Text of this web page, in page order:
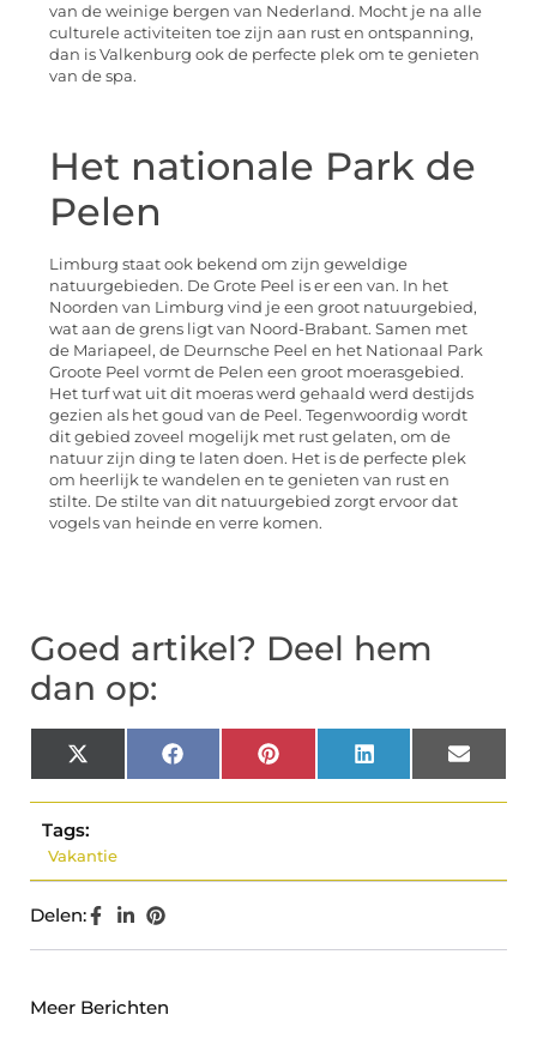
van de weinige bergen van Nederland. Mocht je na alle
culturele activiteiten toe zijn aan rust en ontspanning,
dan is Valkenburg ook de perfecte plek om te genieten
van de spa.
Het nationale Park de
Pelen
Limburg staat ook bekend om zijn geweldige
natuurgebieden. De Grote Peel is er een van. In het
Noorden van Limburg vind je een groot natuurgebied,
wat aan de grens ligt van Noord-Brabant. Samen met
de Mariapeel, de Deurnsche Peel en het Nationaal Park
Groote Peel vormt de Pelen een groot moerasgebied.
Het turf wat uit dit moeras werd gehaald werd destijds
gezien als het goud van de Peel. Tegenwoordig wordt
dit gebied zoveel mogelijk met rust gelaten, om de
natuur zijn ding te laten doen. Het is de perfecte plek
om heerlijk te wandelen en te genieten van rust en
stilte. De stilte van dit natuurgebied zorgt ervoor dat
vogels van heinde en verre komen.
Goed artikel? Deel hem
dan op:
X
(Twitter)
Facebook Pinterest LinkedIn Email
Tags:
Vakantie
Delen:
Meer Berichten